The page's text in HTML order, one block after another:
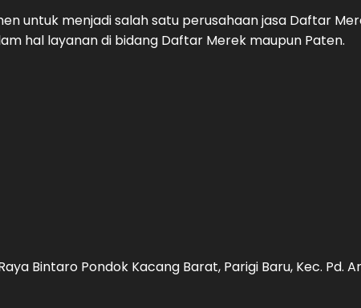
untuk menjadi salah satu perusahaan jasa Daftar
hal layanan di bidang Daftar Merek maupun Paten.
Bintaro Pondok Kacang Barat, Parigi Baru, Kec. Pd.